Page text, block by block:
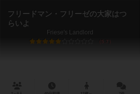
フリードマン・フリーゼの大家はつ
らいよ
Friese's Landlord
5.7